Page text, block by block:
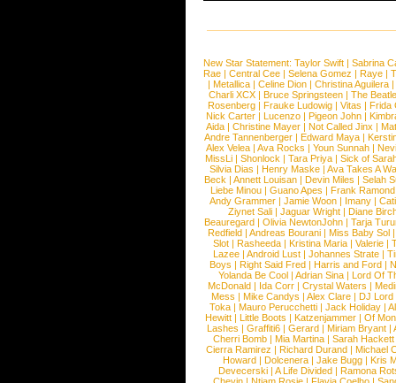
New Star Statement: Taylor Swift | Sabrina
Rae |Central Cee |Selena Gomez |Raye |
| Metallica | Celine Dion | Christina Aguilera |
Charli XCX |Bruce Springsteen |The
Rosenberg | Frauke Ludowig | Vitas | Frida
Nick Carter | Lucenzo | Pigeon John |
Aida |Christine Mayer |Not Called Jinx |
Andre Tannenberger | Edward Maya |
Alex Velea | Ava Rocks | Youn Sunnah |
MissLi | Shonlock | Tara Priya | Sick of
Silvia Dias |Henry Maske |Ava Takes A
Beck |Annett Louisan |Devin Miles |Selah
Liebe Minou |Guano Apes |Frank Ramond
Andy Grammer |Jamie Woon | Imany |
Ziynet Sali |Jaguar Wright |Diane
Beauregard |Olivia NewtonJohn |Tarja
Redfield | Andreas Bourani | Miss Baby Sol
Slot | Rasheeda | Kristina Maria | Valerie |
Lazee | Android Lust | Johannes Strate |
Boys | Right Said Fred | Harris and Ford |
Yolanda Be Cool |Adrian Sina |Lord Of
McDonald | Ida Corr |Crystal Waters |
Mess | Mike Candys | Alex Clare | DJ Lord
Toka | Mauro Perucchetti | Jack Holiday |
Hewitt |Little Boots |Katzenjammer |Of
Lashes |Graffiti6 |Gerard |Miriam Bryant |
Cherri Bomb | Mia Martina | Sarah Hackett
Cierra Ramirez | Richard Durand | Michael
Howard |Dolcenera |Jake Bugg |Kris
Devecerski |A Life Divided |Ramona